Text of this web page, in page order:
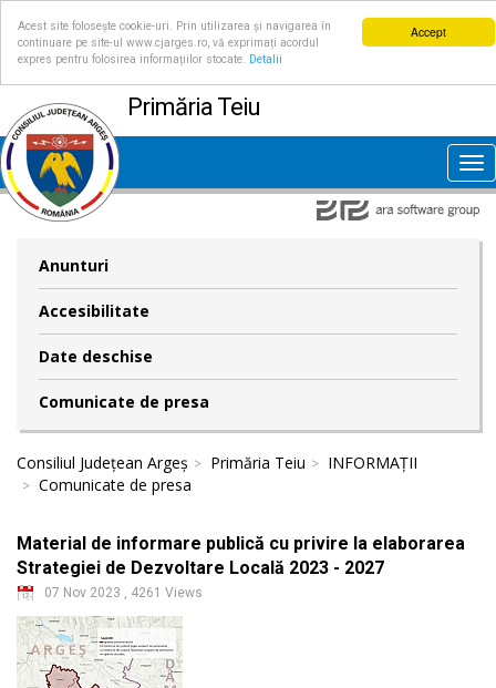
Accept
Acest site folosește cookie-uri. Prin utilizarea și navigarea în
continuare pe site-ul www.cjarges.ro, vă exprimați acordul
expres pentru folosirea informațiilor stocate.
Detalii
Primăria Teiu
Anunturi
Accesibilitate
Date deschise
Comunicate de presa
Consiliul Județean Argeș Primăria Teiu
INFORMAȚII
Comunicate de presa
Material de informare publică cu privire la elaborarea
Strategiei de Dezvoltare Locală 2023 - 2027
07 Nov 2023 , 4261 Views